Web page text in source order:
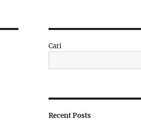
Cari
Recent Posts